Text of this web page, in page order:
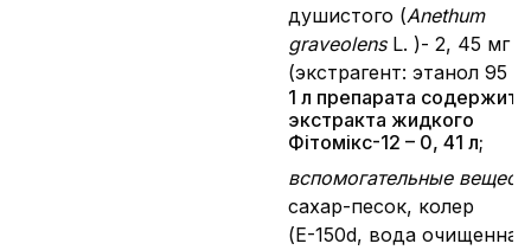
душистого (Anethum
graveolensL. )- 2, 45 мг
(экстрагент: этанол 95
1 л препарата содержит
экстракта жидкого
Фітомікс-12 – 0, 41 л;
вспомогательные
сахар-песок, колер
(Е-150d, вода очищенная.